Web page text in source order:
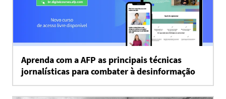
Aprenda com a AFP as principais técnicas
jornalísticas para combater à desinformação